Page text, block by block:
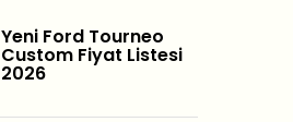
Yeni Ford Tourneo
Custom Fiyat Listesi
2026